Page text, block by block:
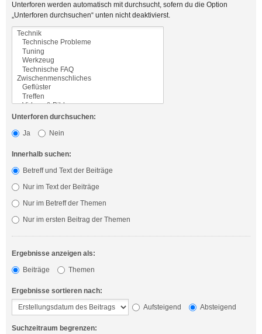
Unterforen werden automatisch mit durchsucht, sofern du die Option
„Unterforen durchsuchen“ unten nicht deaktivierst.
Unterforen durchsuchen:
Ja
Nein
Innerhalb suchen:
Betreff und Text der Beiträge
Nur im Text der Beiträge
Nur im Betreff der Themen
Nur im ersten Beitrag der Themen
Ergebnisse anzeigen als:
Beiträge
Themen
Ergebnisse sortieren nach:
Aufsteigend
Absteigend
Suchzeitraum begrenzen: